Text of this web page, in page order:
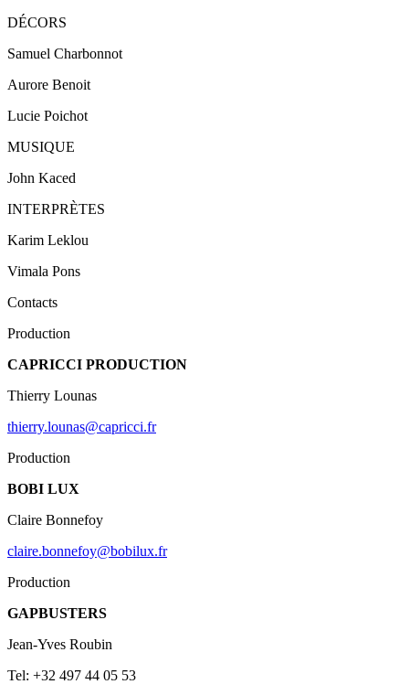
DÉCORS
Samuel Charbonnot
Aurore Benoit
Lucie Poichot
MUSIQUE
John Kaced
INTERPRÈTES
Karim Leklou
Vimala Pons
Contacts
Production
CAPRICCI PRODUCTION
Thierry Lounas
thierry.lounas@capricci.fr
Production
BOBI LUX
Claire Bonnefoy
claire.bonnefoy@bobilux.fr
Production
GAPBUSTERS
Jean-Yves Roubin
Tel: +32 497 44 05 53